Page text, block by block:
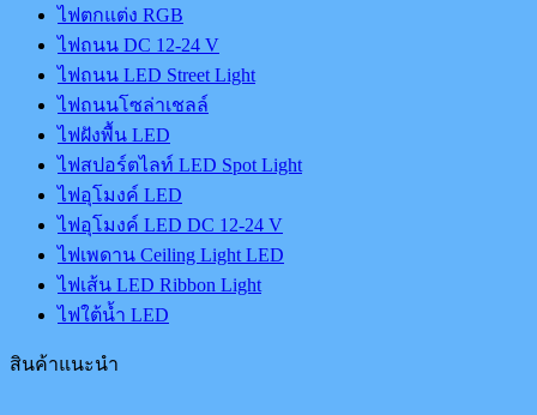
ไฟตกแต่ง RGB
ไฟถนน DC 12-24 V
ไฟถนน LED Street Light
ไฟถนนโซล่าเชลล์
ไฟฝังพื้น LED
ไฟสปอร์ตไลท์ LED Spot Light
ไฟอุโมงค์ LED
ไฟอุโมงค์ LED DC 12-24 V
ไฟเพดาน Ceiling Light LED
ไฟเส้น LED Ribbon Light
ไฟใต้น้ำ LED
สินค้าแนะนำ